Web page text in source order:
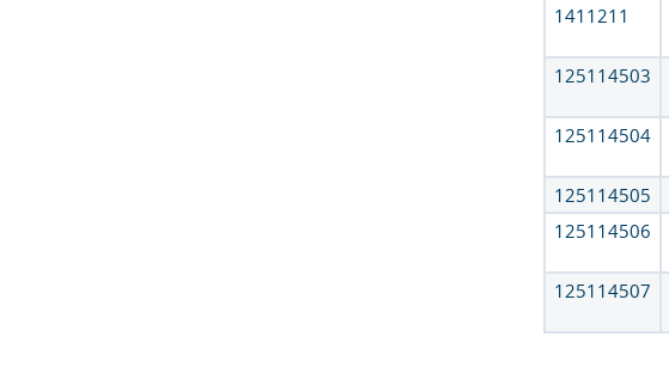
1411211
125114503
125114504
125114505
125114506
125114507